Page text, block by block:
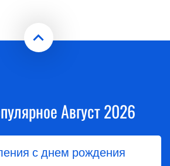
Август 2026
с днем рождения